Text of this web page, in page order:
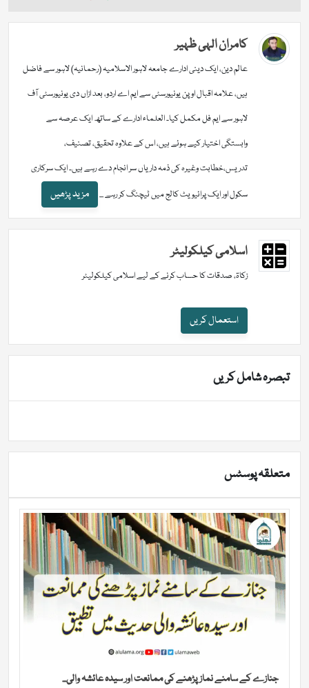
کامران الہی ظہیر
عالم دین، ایک دینی ادارے جامعہ لاہور الاسلامیہ (رحمانیہ) لاہور سے فاضل
ہیں، علامہ اقبال اوپن یونیورسٹی سے ایم اے اردو، بعد ازاں دی یونیورسٹی آف
لاہور سے ایم فل مکمل کیا۔ العلماء ادارے کے ساتھ ایک عرصہ سے
وابستگی اختیار کیے ہوئے ہیں، اس کے علاوہ تحقیق، تصنیف،
تدریس،خطابت وغیرہ کی ذمہ داریاں سر انجام دے رہے ہیں۔ ایک سرکاری
سکول اور ایک پرائیویٹ کالج میں ٹیچنگ کر رہے ...
مزید پڑھیں
اسلامی کیلکولیٹر
زکاۃ، صدقات کا حساب کرنے کے لیے اسلامی کیلکولیٹر
استعمال کریں
تبصرہ شامل کریں
متعلقہ پوسٹس
جنازے کے سامنے نماز پڑھنے کی ممانعت اور سیدہ عائشہ والی...